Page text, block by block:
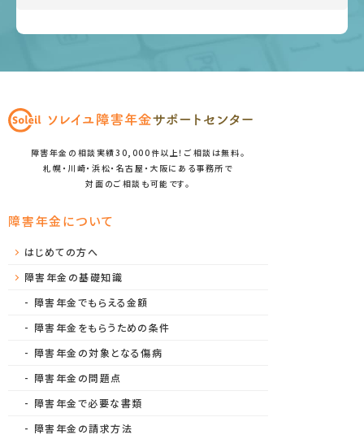
障害年金の相談実績30,000件以上！ご相談は無料。
札幌・川崎・浜松・名古屋・大阪にある事務所で
対面のご相談も可能です。
障害年金について
はじめての方へ
障害年金の基礎知識
障害年金でもらえる金額
障害年金をもらうための条件
障害年金の対象となる傷病
障害年金の問題点
障害年金で必要な書類
障害年金の請求方法